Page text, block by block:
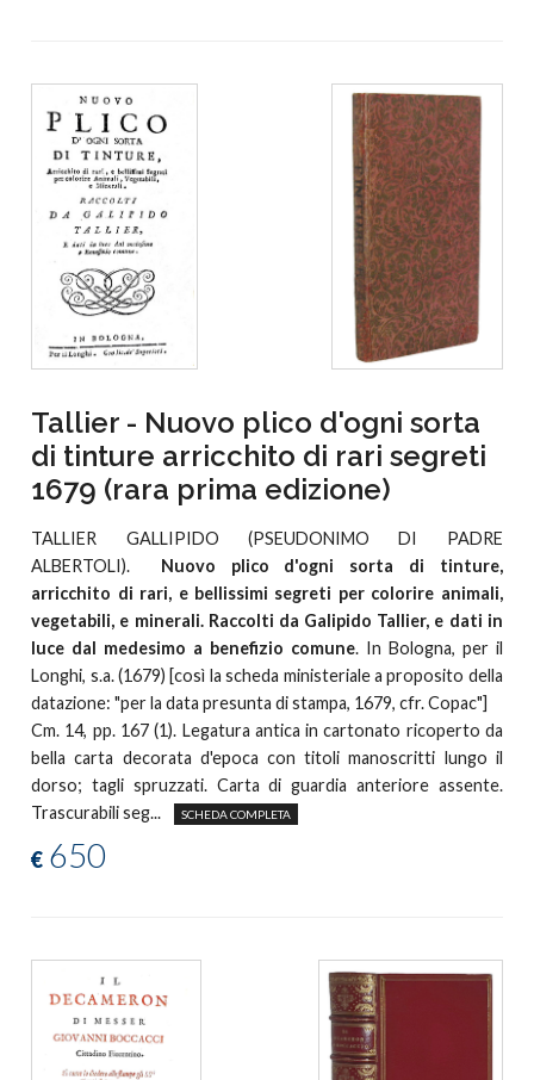
Tallier - Nuovo plico d'ogni sorta
di tinture arricchito di rari segreti
1679 (rara prima edizione)
TALLIER GALLIPIDO (PSEUDONIMO DI PADRE
ALBERTOLI).
Nuovo plico d'ogni sorta di tinture,
arricchito di rari, e bellissimi segreti per colorire animali,
vegetabili, e minerali. Raccolti da Galipido Tallier, e dati in
luce dal medesimo a benefizio comune. In Bologna, per il
Longhi, s.a. (1679) [così la scheda ministeriale a proposito della
datazione: "per la data presunta di stampa, 1679, cfr. Copac"]
Cm. 14, pp. 167 (1). Legatura antica in cartonato ricoperto da
bella carta decorata d'epoca con titoli manoscritti lungo il
dorso; tagli spruzzati. Carta di guardia anteriore assente.
Trascurabili seg...
SCHEDA COMPLETA
€ 650